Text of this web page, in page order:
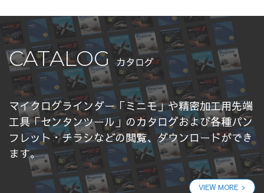
CATALOG カタログ
マイクログラインダー「ミニモ」や精密加工用先端
工具「センタンツール」のカタログおよび各種パン
フレット・チラシなどの閲覧、ダウンロードができ
ます。
VIEW MORE